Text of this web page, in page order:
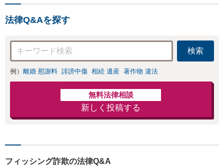
法律Q&Aを探す
検索
例） 離婚 慰謝料 誹謗中傷 相続 遺産 著作物 違法
無料法律相談
新しく投稿する
フィッシング詐欺の法律Q&A